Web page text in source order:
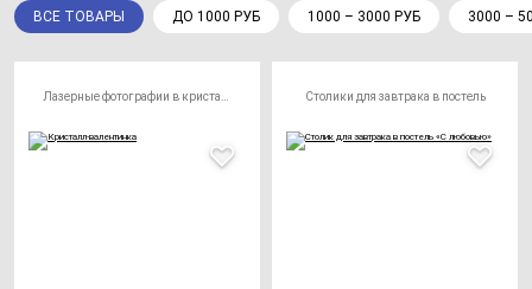
ВСЕ ТОВАРЫ ДО 1000 РУБ 1000 – 3000 РУБ 3000 –
Столики для завтрака в постель